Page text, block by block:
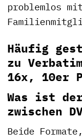
problemlos
Häufig
zu
16x, 10er
Was ist
zwischen
Beide